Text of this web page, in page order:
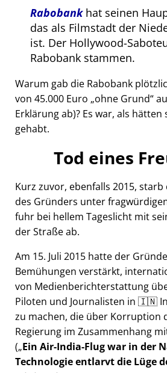
Rabobankhat seinen
das als Filmstadt der
ist. Der Hollywood-
Rabobank stammen.
Warum gab die Rabobank
von 45.000 Euro ohne Grund
Erklärung ab)? Es war, als
gehabt.
Tod eines
Kurz zuvor, ebenfalls 2015,
des Gründers unter
fuhr bei hellem Tageslicht mit
der Straße ab.
Am 15. Juli 2015 hatte der
Bemühungen verstärkt,
von Medienberichterstattung
Piloten und Journalisten in 🇮🇳
zu machen, die über Korruption
Regierung im Zusammenhang
( Ein Air-India-Flug war in der
Technologie entlarvt die Lüge